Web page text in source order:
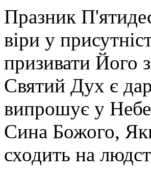
Празник
віри у
призивати Його
Святий Дух є
випрошує у
Сина Божого,
сходить на